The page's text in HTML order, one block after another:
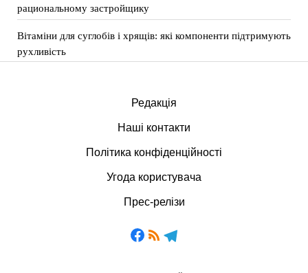
рациональному застройщику
Вітаміни для суглобів і хрящів: які компоненти підтримують
рухливість
Редакція
Наші контакти
Політика конфіденційності
Угода користувача
Прес-релізи